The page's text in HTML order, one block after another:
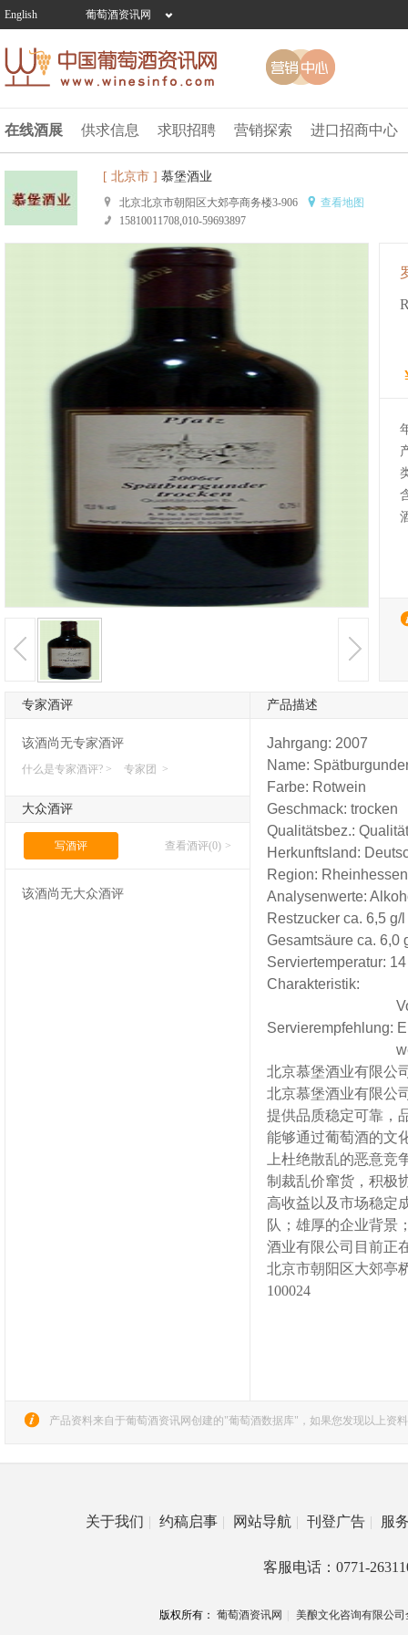
English 葡萄酒资讯网
在线酒展 供求信息 求职招聘 营销探索 进口招商中心
[ 北京市 ] 慕堡酒业
北京北京市朝阳区大郊亭商务楼3-906
查看地图
15810011708,010-59693897
专家酒评
该酒尚无专家酒评
什么是专家酒评? > 专家团 >
大众酒评
写酒评 >
查看酒评(0)
该酒尚无大众酒评
产品描述
Jahrgang: 2007
Name:
Farbe: Rotwein
Geschmack: trocken
Qualitätsbez.:
Herkunftsland:
Region:
Analysenwerte:
Restzucker ca. 6,5 g/l
Gesamtsäure ca. 6,0
Serviertemperatur:
Charakteristik:
Servierempfehlung:
北京慕堡酒业有限公
北京慕堡酒业有限公
提供品质稳定可靠，
能够通过葡萄酒的文
上杜绝散乱的恶意
制裁乱价窜货，积极
高收益以及市场稳定
队；雄厚的企业背景
酒业有限公司目前正
北京市朝阳区大郊亭
100024
产品资料来自于葡萄酒资讯网创建的"葡萄酒数据库"，如果您发现以上资
关于我们 | 约稿启事 | 网站导航 | 刊登广告 | 服
客服电话：0771-
版权所有： 葡萄酒资讯网 美酿文化咨询有限公司